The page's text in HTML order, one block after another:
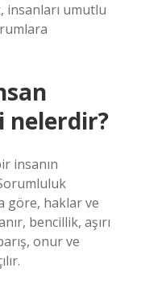
insanları umutlu
nelerdir?
insanın
göre, haklar ve
bencillik, aşırı
onur ve